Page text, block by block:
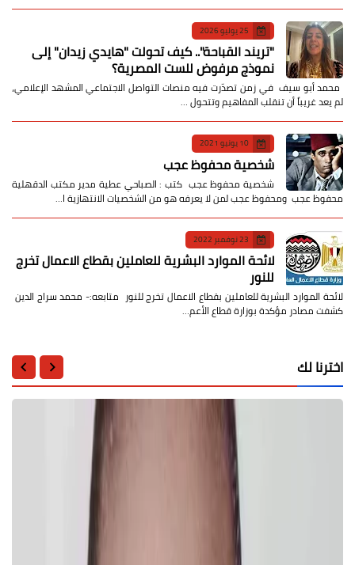
25 يوليو 2026
​"تريند القباحة".. كيف تحولت "هايدي زيدان" إلى
نموذج مرفوض للست المصرية؟
​ محمد أبو سيف ​في زمن تصدّرت فيه منصات التواصل الاجتماعي المشهد الإعلامي،
لم يعد غريباً أن تنقلب المفاهيم وتتحول …
10 يونيو 2021
شخصية محفوظ عجب
شخصية محفوظ عجب كتب : الصباحي عطية مدير مكتب الدقهلية
محفوظ عجب ومحفوظ عجب لمن لا يعرفه هو من الشخصيات الانتهازية ا…
23 نوفمبر 2022
لائحة الموارد البشرية للعاملين بقطاع الاعمال تخرج
للنور
لائحة الموارد البشرية للعاملين بقطاع الاعمال تخرج للنور متابعه:- محمد سراج الدين
كشفت مصادر مؤكدة بوزارة قطاع الأعم…
اخترنا لك